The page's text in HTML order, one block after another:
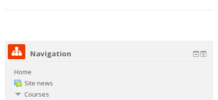
Navigation
Home
Site news
Courses